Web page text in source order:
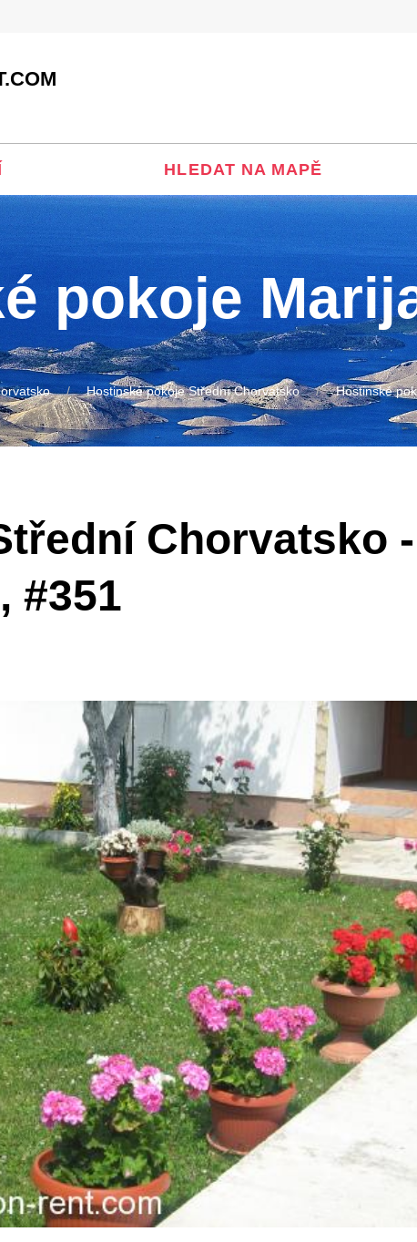
HLEDAT NA MAPĚ
pokoje
Hostinské pokoje Střední Chorvatsko Hostinské
Chorvatsko
#351